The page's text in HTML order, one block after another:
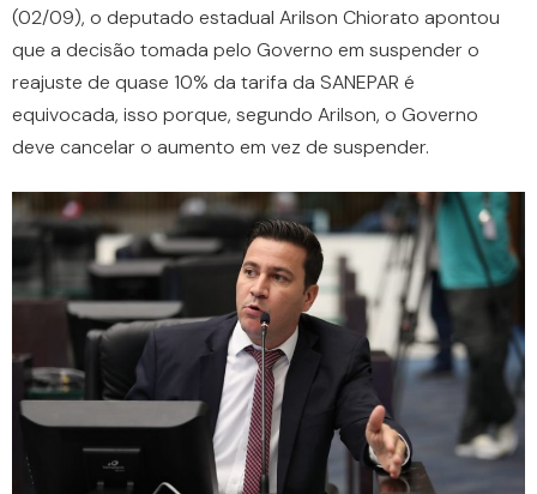
(02/09), o deputado estadual Arilson Chiorato apontou
que a decisão tomada pelo Governo em suspender o
reajuste de quase 10% da tarifa da SANEPAR é
equivocada, isso porque, segundo Arilson, o Governo
deve cancelar o aumento em vez de suspender.